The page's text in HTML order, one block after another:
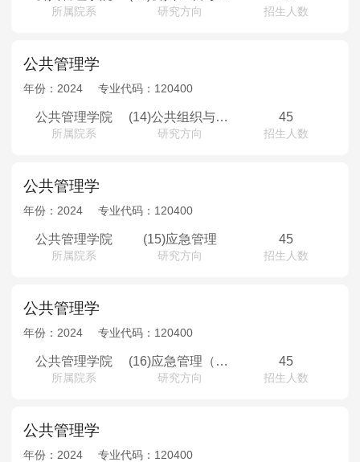
所属院系 研究方向 招生人数
公共管理学
年份： 2024 专业代码： 120400
公共管理学院
所属院系
(14)公共组织与人力资源（少数民族骨干计划）
研究方向
45
招生人数
公共管理学
年份： 2024 专业代码： 120400
公共管理学院
所属院系
(15)应急管理
研究方向
45
招生人数
公共管理学
年份： 2024 专业代码： 120400
公共管理学院
所属院系
(16)应急管理（少数民族骨干计划）
研究方向
45
招生人数
公共管理学
年份： 2024 专业代码： 120400